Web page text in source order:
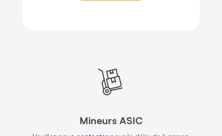
Mineurs ASIC